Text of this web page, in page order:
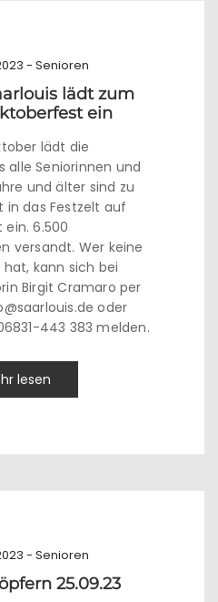
- Senioren
lädt zum
ein
lädt die
alle Seniorinnen und
und älter sind zu
das Festzelt auf
6.500
versandt. Wer keine
kann sich bei
Birgit Cramaro per
oder
443 383 melden.
lesen
- Senioren
25.09.23